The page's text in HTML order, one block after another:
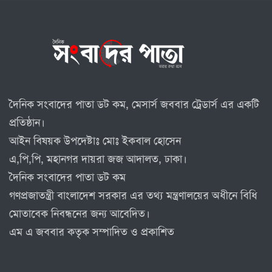
দৈনিক সংবাদের পাতা ডট কম, মেসার্স জববার ট্রেডার্স এর একটি
প্রতিষ্ঠান।
আইন বিষয়ক উপদেষ্টাঃ মোঃ ইকবাল হোসেন
এ,পি,পি, মহানগর দায়রা জজ আদালত, ঢাকা।
দৈনিক সংবাদের পাতা ডট কম
গণপ্রজাতন্ত্রী বাংলাদেশ সরকার এর তথ্য মন্ত্রণালয়ের অধীনে বিধি
মোতাবেক নিবন্ধনের জন্য আবেদিত।
এম এ জববার কতৃক সম্পাদিত ও প্রকাশিত